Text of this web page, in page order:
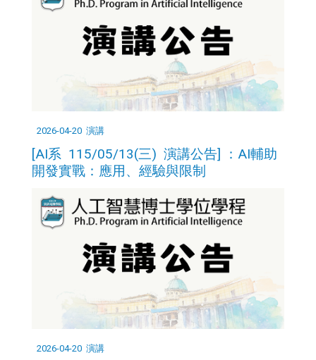
2026-04-20 演講
[AI系 115/05/13(三) 演講公告] ：AI輔助
開發實戰：應用、經驗與限制
2026-04-20 演講